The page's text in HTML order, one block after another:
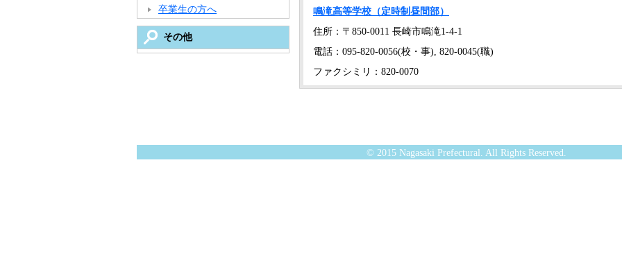
鳴滝高等学校（定時制昼間部）
住所：〒850-0011 長崎市鳴滝1-4-1
電話：095-820-0056(校・事), 820-0045(職)
ファクシミリ：820-0070
卒業生の方へ
その他
© 2015 Nagasaki Prefectural. All Rights Reserved.